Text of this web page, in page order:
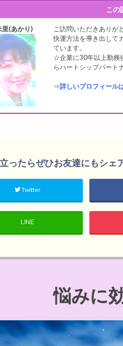
この
里(あかり)
ご訪問いただきありが
快運方法を導き出して
ています。
☆企業に30年以上勤務
らハートシップパート
⇒詳しいプロフィール
ったらぜひお友達にもシ
Twitter
LINE
悩みに